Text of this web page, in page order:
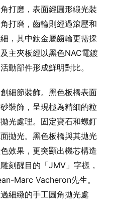
打磨，表面經圓形緞光裝
打磨，齒輪則經過滾壓和
，其中鈦金屬齒輪更需採
主夾板經以黑色NAC電鍍
動部件形成鮮明對比。
細節裝飾。黑色板橋表面
裝飾，呈現極為精細的粒
光處理。固定寶石和螺釘
拋光。黑色板橋與其拋光
效果，更突顯出機芯構造
刻醒目的「JMV」字樣，
Marc Vacheron先生。
細緻的手工圓角拋光處